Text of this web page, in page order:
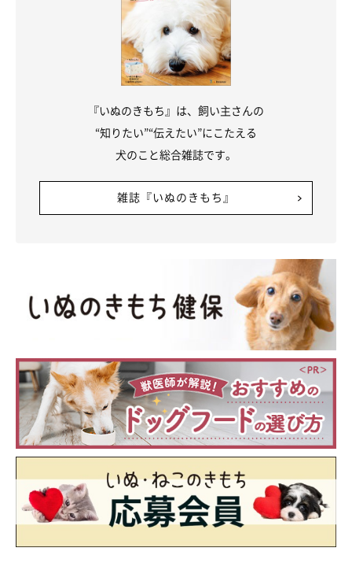
『いぬのきもち』は、飼い主さんの
“知りたい”“伝えたい”にこたえる
犬のこと総合雑誌です。
雑誌『いぬのきもち』